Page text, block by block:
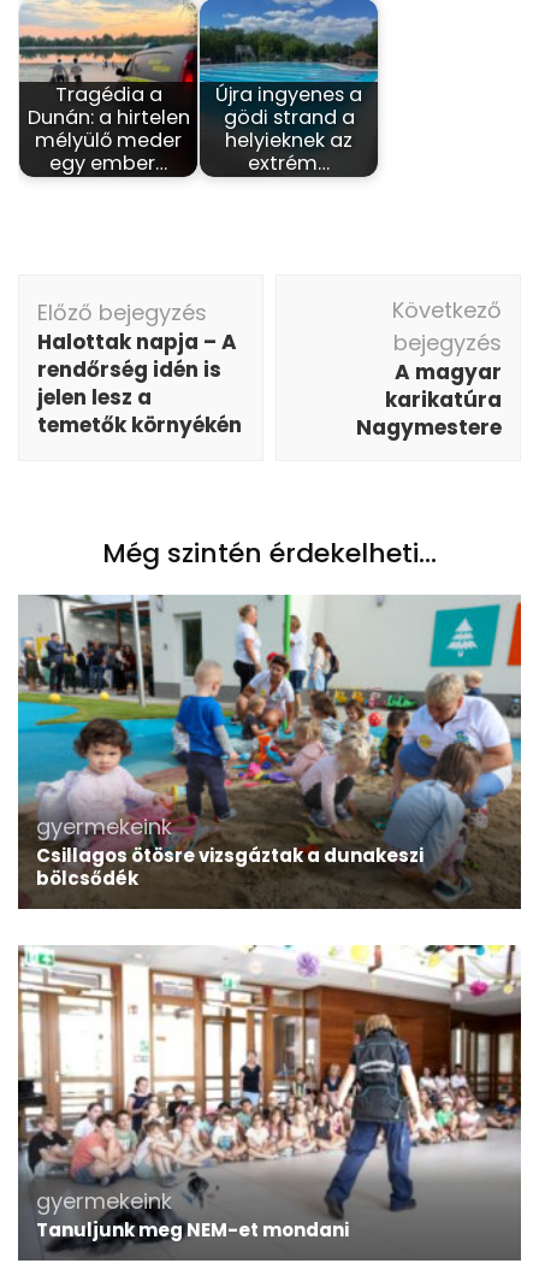
Tragédia a
Dunán: a hirtelen
mélyülő meder
egy ember…
Újra ingyenes a
gödi strand a
helyieknek az
extrém…
navigáció
Előző bejegyzés
Halottak napja – A
rendőrség idén is
jelen lesz a
temetők környékén
Következő
bejegyzés
A magyar
karikatúra
Nagymestere
Még szintén érdekelheti...
gyermekeink
Csillagos ötösre vizsgáztak a dunakeszi
bölcsődék
gyermekeink
Tanuljunk meg NEM-et mondani